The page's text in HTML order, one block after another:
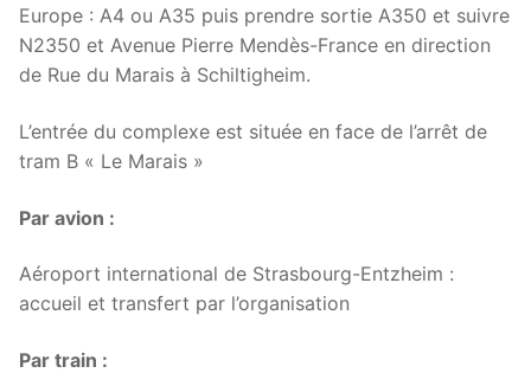
Europe : A4 ou A35 puis prendre sortie A350 et suivre
N2350 et Avenue Pierre Mendès-France en direction
de Rue du Marais à Schiltigheim.
L’entrée du complexe est située en face de l’arrêt de
tram B « Le Marais »
Par avion :
Aéroport international de Strasbourg-Entzheim :
accueil et transfert par l’organisation
Par train :